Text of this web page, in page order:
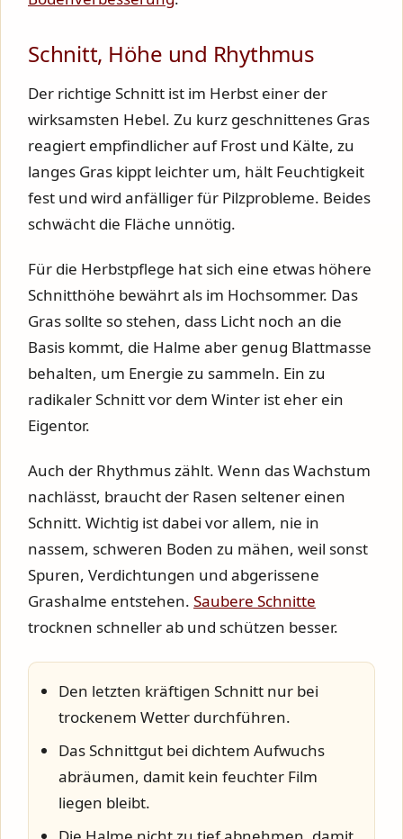
Schnitt, Höhe und Rhythmus
Der richtige Schnitt ist im Herbst einer der
wirksamsten Hebel. Zu kurz geschnittenes Gras
reagiert empfindlicher auf Frost und Kälte, zu
langes Gras kippt leichter um, hält Feuchtigkeit
fest und wird anfälliger für Pilzprobleme. Beides
schwächt die Fläche unnötig.
Für die Herbstpflege hat sich eine etwas höhere
Schnitthöhe bewährt als im Hochsommer. Das
Gras sollte so stehen, dass Licht noch an die
Basis kommt, die Halme aber genug Blattmasse
behalten, um Energie zu sammeln. Ein zu
radikaler Schnitt vor dem Winter ist eher ein
Eigentor.
Auch der Rhythmus zählt. Wenn das Wachstum
nachlässt, braucht der Rasen seltener einen
Schnitt. Wichtig ist dabei vor allem, nie in
nassem, schweren Boden zu mähen, weil sonst
Spuren, Verdichtungen und abgerissene
Grashalme entstehen. Saubere Schnitte
trocknen schneller ab und schützen besser.
Den letzten kräftigen Schnitt nur bei
trockenem Wetter durchführen.
Das Schnittgut bei dichtem Aufwuchs
abräumen, damit kein feuchter Film
liegen bleibt.